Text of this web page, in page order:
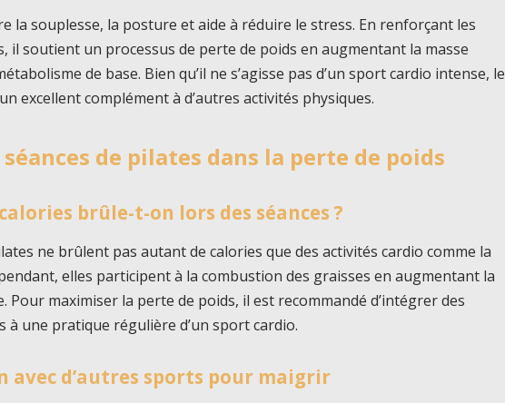
la souplesse, la posture et aide à réduire le stress. En renforçant les
il soutient un processus de perte de poids en augmentant la masse
de base. Bien qu’il ne s’agisse pas d’un sport cardio intense, le
excellent complément à d’autres activités physiques.
séances de pilates dans la perte de poids
brûle-t-on lors des séances ?
ne brûlent pas autant de calories que des activités cardio comme la
elles participent à la combustion des graisses en augmentant la
Pour maximiser la perte de poids, il est recommandé d’intégrer des
à une pratique régulière d’un sport cardio.
avec d’autres sports pour maigrir